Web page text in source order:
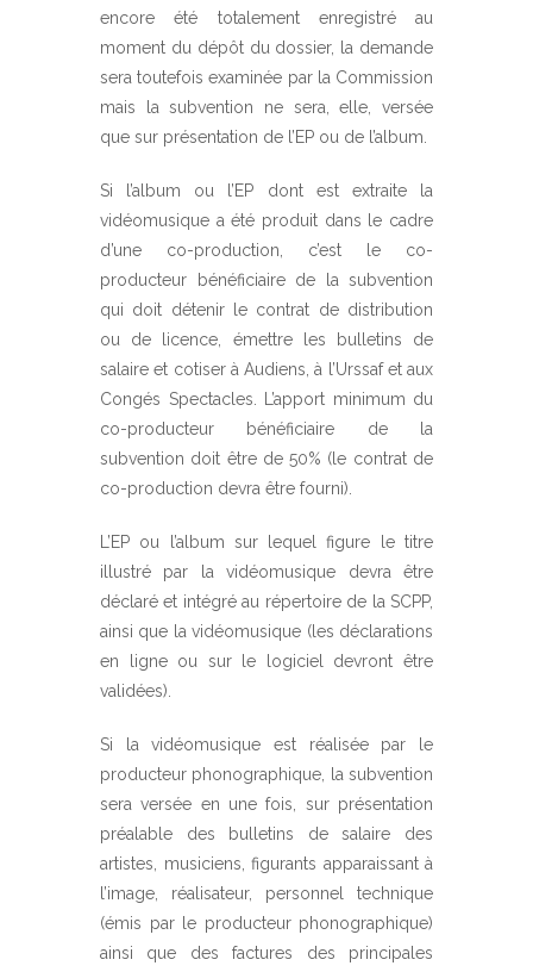
encore été totalement enregistré au
moment du dépôt du dossier, la demande
sera toutefois examinée par la Commission
mais la subvention ne sera, elle, versée
que sur présentation de l’EP ou de l’album.
Si l’album ou l’EP dont est extraite la
vidéomusique a été produit dans le cadre
d’une co-production, c’est le co-
producteur bénéficiaire de la subvention
qui doit détenir le contrat de distribution
ou de licence, émettre les bulletins de
salaire et cotiser à Audiens, à l’Urssaf et aux
Congés Spectacles. L’apport minimum du
co-producteur bénéficiaire de la
subvention doit être de 50% (le contrat de
co-production devra être fourni).
L’EP ou l’album sur lequel figure le titre
illustré par la vidéomusique devra être
déclaré et intégré au répertoire de la SCPP,
ainsi que la vidéomusique (les déclarations
en ligne ou sur le logiciel devront être
validées).
Si la vidéomusique est réalisée par le
producteur phonographique, la subvention
sera versée en une fois, sur présentation
préalable des bulletins de salaire des
artistes, musiciens, figurants apparaissant à
l’image, réalisateur, personnel technique
(émis par le producteur phonographique)
ainsi que des factures des principales